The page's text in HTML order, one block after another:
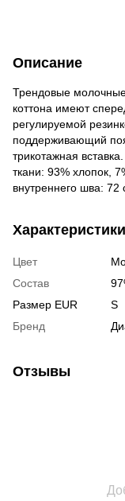
Описание
Трендовые
коттона имеют
регулируемой
поддерживающий
трикотажная
ткани: 93% хлопок,
внутреннего шва: 72
Характеристики
Цвет
Состав
Размер EUR
S
Бренд
Отзывы